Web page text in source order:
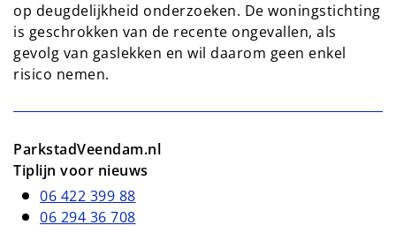
op deugdelijkheid onderzoeken. De woningstichting
is geschrokken van de recente ongevallen, als
gevolg van gaslekken en wil daarom geen enkel
risico nemen.
ParkstadVeendam.nl
Tiplijn voor nieuws
06 422 399 88
06 294 36 708